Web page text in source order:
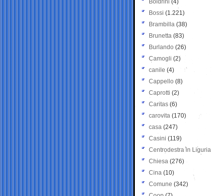
Boldrini (4)
Bossi (1.221)
Brambilla (38)
Brunetta (83)
Burlando (26)
Camogli (2)
canile (4)
Cappello (8)
Caprotti (2)
Caritas (6)
carovita (170)
casa (247)
Casini (119)
Centrodestra in Liguria
Chiesa (276)
Cina (10)
Comune (342)